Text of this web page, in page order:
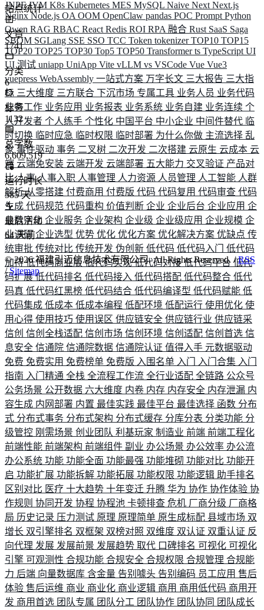
JNPFJVM K8s Kubernetes MES MySQL Naive Next Next.js
NginxNode.js OA OOM OpenClaw pandas POC Prompt Python
Qwen RAG RBAC React Redis ROI RPA 融合 Rust SaaS Saga
SBOM SGLang SSE SSO TCC Token tokenizerTOP10 TOP15
TOP20 TOP25 TOP30 Top5 TOP50 Transformerts TypeScript UI
UI 测试 uniapp UniApp Vite vLLM vs VSCode Vue Vue3
vuepress WebAssembly 一站式方案 万字长文 三大报告 三大指
标 三大维度 三方联合 下沉市场 专属工具 业务人员 业务代码
业务工作 业务应用 业务报表 业务系统 业务自建 业务连续 个
人开发者 个人练手 个性化 中国平台 中小企业 中间件替代 临
时切换 临时应急 临时权限 临时部署 为什么你做 主流选择 乱
象 事件驱动 事务 二叉树 二次开发 二次搭建 云原生 云成本 云
端 云端免安装 云端开发 云端部署 五大能力 交叉验证 产品对
比人事人事入职 人事管理 人力资源 人员管理 人工智能 人群
解析从零搭建 付费商用 付费版 代码 代码复用 代码审查 代码
生成 代码规范 代码重构 价值判断 企业 企业后台 企业应用 企
业数字化 企业服务 企业架构 企业级 企业级应用 企业规模 企
业调研企业选型 优势 优化 优化方案 优化解决方案 优缺点 传
统审批 传统对比 传统开发 伪创新 低代码 低代码入门 低代码
加持低代码商业版低代码实现低代码对接低代码平台 低代
码扩展低代码排名 低代码接入 低代码搭配 低代码整合 低代
码真 低代码红黑榜 低代码结合 低代码编译型 低代码赋能 低
代码集成 低成本 低成本编程 低配环境 低配运行 使用优化 使
用心得 使用技巧 使用误区 供应链安全 供应链行业 供应链采
信创 信创全栈适配 信创市场 信创环境 信创适配 信创首选 信
息安全 信通院 信通院数据 信通院认证 值得入手 元数据驱动
免费 免费实用 免费榜单 免费版 入围名单 入门 入门合集 入门
指南 入门精通 全栈 全流程工作流 全行业适配 全链路 公众号
公务场景 公开数据 六大维度 内卷 内存 内存安全 内存泄漏 内
容生成 内网部署 内置 最佳实践 最佳平台 最佳选择 函数 分布
式 分布式事务 分布式架构 分布式缓存 分库分表 分类功能 分
级管控 刚需场景 创业团队 利基玩家 制造业 前端 前端工程化
前端性能 前端架构 前端组件 副业 办公场景 办公效率 办公流
办公系统 功能 功能全面 功能最强 功能堆砌 功能对比 功能开
启 功能扩展 功能拆解 功能拓展 功能权限 功能逻辑 助手排名
区别对比 医疗 十大趋势 十年变迁 升腾 华为 协作 协作体验 协
作规则 协同开发 协程 协程池 卡顿排查 危机 厂商分级 厂商格
局 历史记录 压力测试 原理 原理简单 原生成标配 县域市场 双
增长 双引擎排名 双框架 双榜对照 双维度 双认证 双重认证 反
向代理 发展 发展前景 发展趋势 取代 口碑排名 可视化 可视化
引擎 可观测性 合规功能 合规安全 合规权限 合规管理 合规能
力 后端 向量数据库 含金量 告别噱头 告别编码 员工应用 售后
体验 售后运维 商业 商业化 商业逻辑 商用 商用低代码 商用开
发 商用首选 团队专属 团队分工 团队协作 团队协同 团队成长
站点统计
文章
1741
分类
6
标签
1132
总字数
6,609,519
运行时长
585 天
最后活动
64 天前
©2026福建引迈信息技术有限公司. All Rights Reserved. /RSS
/Sitemap